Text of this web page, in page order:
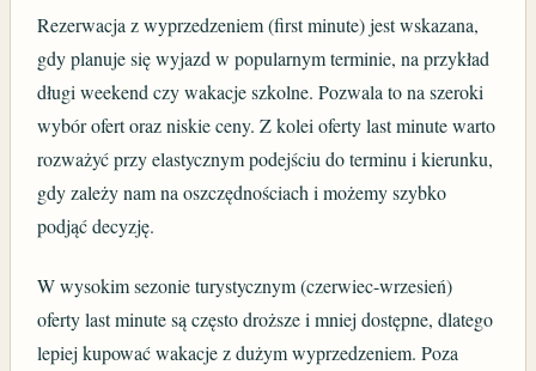
Rezerwacja z wyprzedzeniem (first minute) jest wskazana,
gdy planuje się wyjazd w popularnym terminie, na przykład
długi weekend czy wakacje szkolne. Pozwala to na szeroki
wybór ofert oraz niskie ceny. Z kolei oferty last minute warto
rozważyć przy elastycznym podejściu do terminu i kierunku,
gdy zależy nam na oszczędnościach i możemy szybko
podjąć decyzję.
W wysokim sezonie turystycznym (czerwiec-wrzesień)
oferty last minute są często droższe i mniej dostępne, dlatego
lepiej kupować wakacje z dużym wyprzedzeniem. Poza